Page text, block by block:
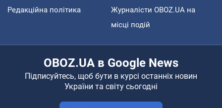
Редакційна політика
Журналісти OBOZ.UA на
місці подій
OBOZ.UA в Google News
Підписуйтесь, щоб бути в курсі останніх новин
України та світу сьогодні